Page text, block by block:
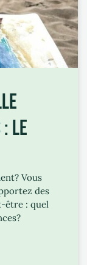
LE
Vous
des
être : quel